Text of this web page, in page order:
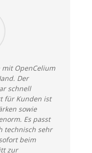
mit OpenCelium
Der
schnell
für Kunden ist
sowie
Es passt
technisch sehr
beim
zur